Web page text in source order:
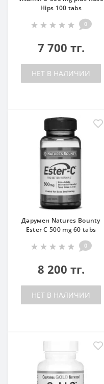
Hips 100 tabs
0
7 700 тг.
НЕТ В НАЛИЧИИ
Дәрумен Natures Bounty
Ester C 500 mg 60 tabs
0
8 200 тг.
НЕТ В НАЛИЧИИ